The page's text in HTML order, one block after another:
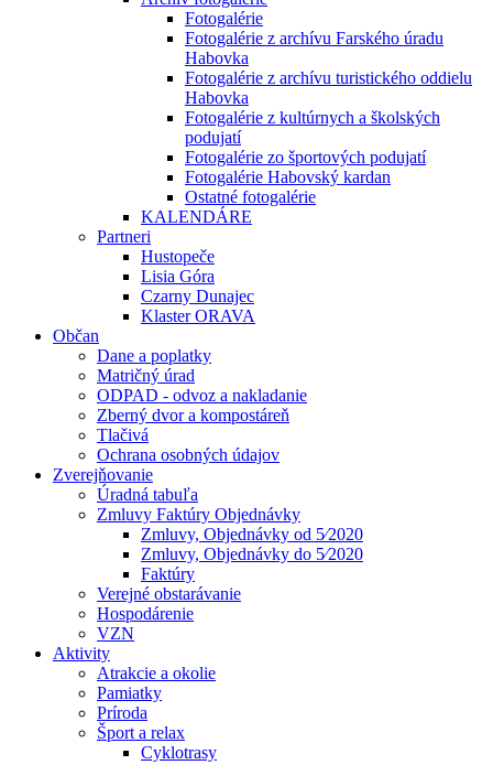
Fotogalérie
Fotogalérie z archívu Farského úradu
Habovka
Fotogalérie z archívu turistického oddielu
Habovka
Fotogalérie z kultúrnych a školských
podujatí
Fotogalérie zo športových podujatí
Fotogalérie Habovský kardan
Ostatné fotogalérie
KALENDÁRE
Partneri
Hustopeče
Lisia Góra
Czarny Dunajec
Klaster ORAVA
Občan
Dane a poplatky
Matričný úrad
ODPAD - odvoz a nakladanie
Zberný dvor a kompostáreň
Tlačivá
Ochrana osobných údajov
Zverejňovanie
Úradná tabuľa
Zmluvy Faktúry Objednávky
Zmluvy, Objednávky od 5⁄2020
Zmluvy, Objednávky do 5⁄2020
Faktúry
Verejné obstarávanie
Hospodárenie
VZN
Aktivity
Atrakcie a okolie
Pamiatky
Príroda
Šport a relax
Cyklotrasy